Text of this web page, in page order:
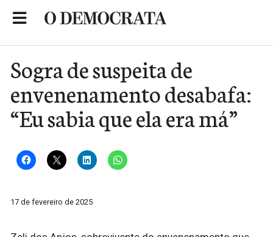
Sogra de suspeita de
envenenamento desabafa:
“Eu sabia que ela era má”
17 de fevereiro de 2025